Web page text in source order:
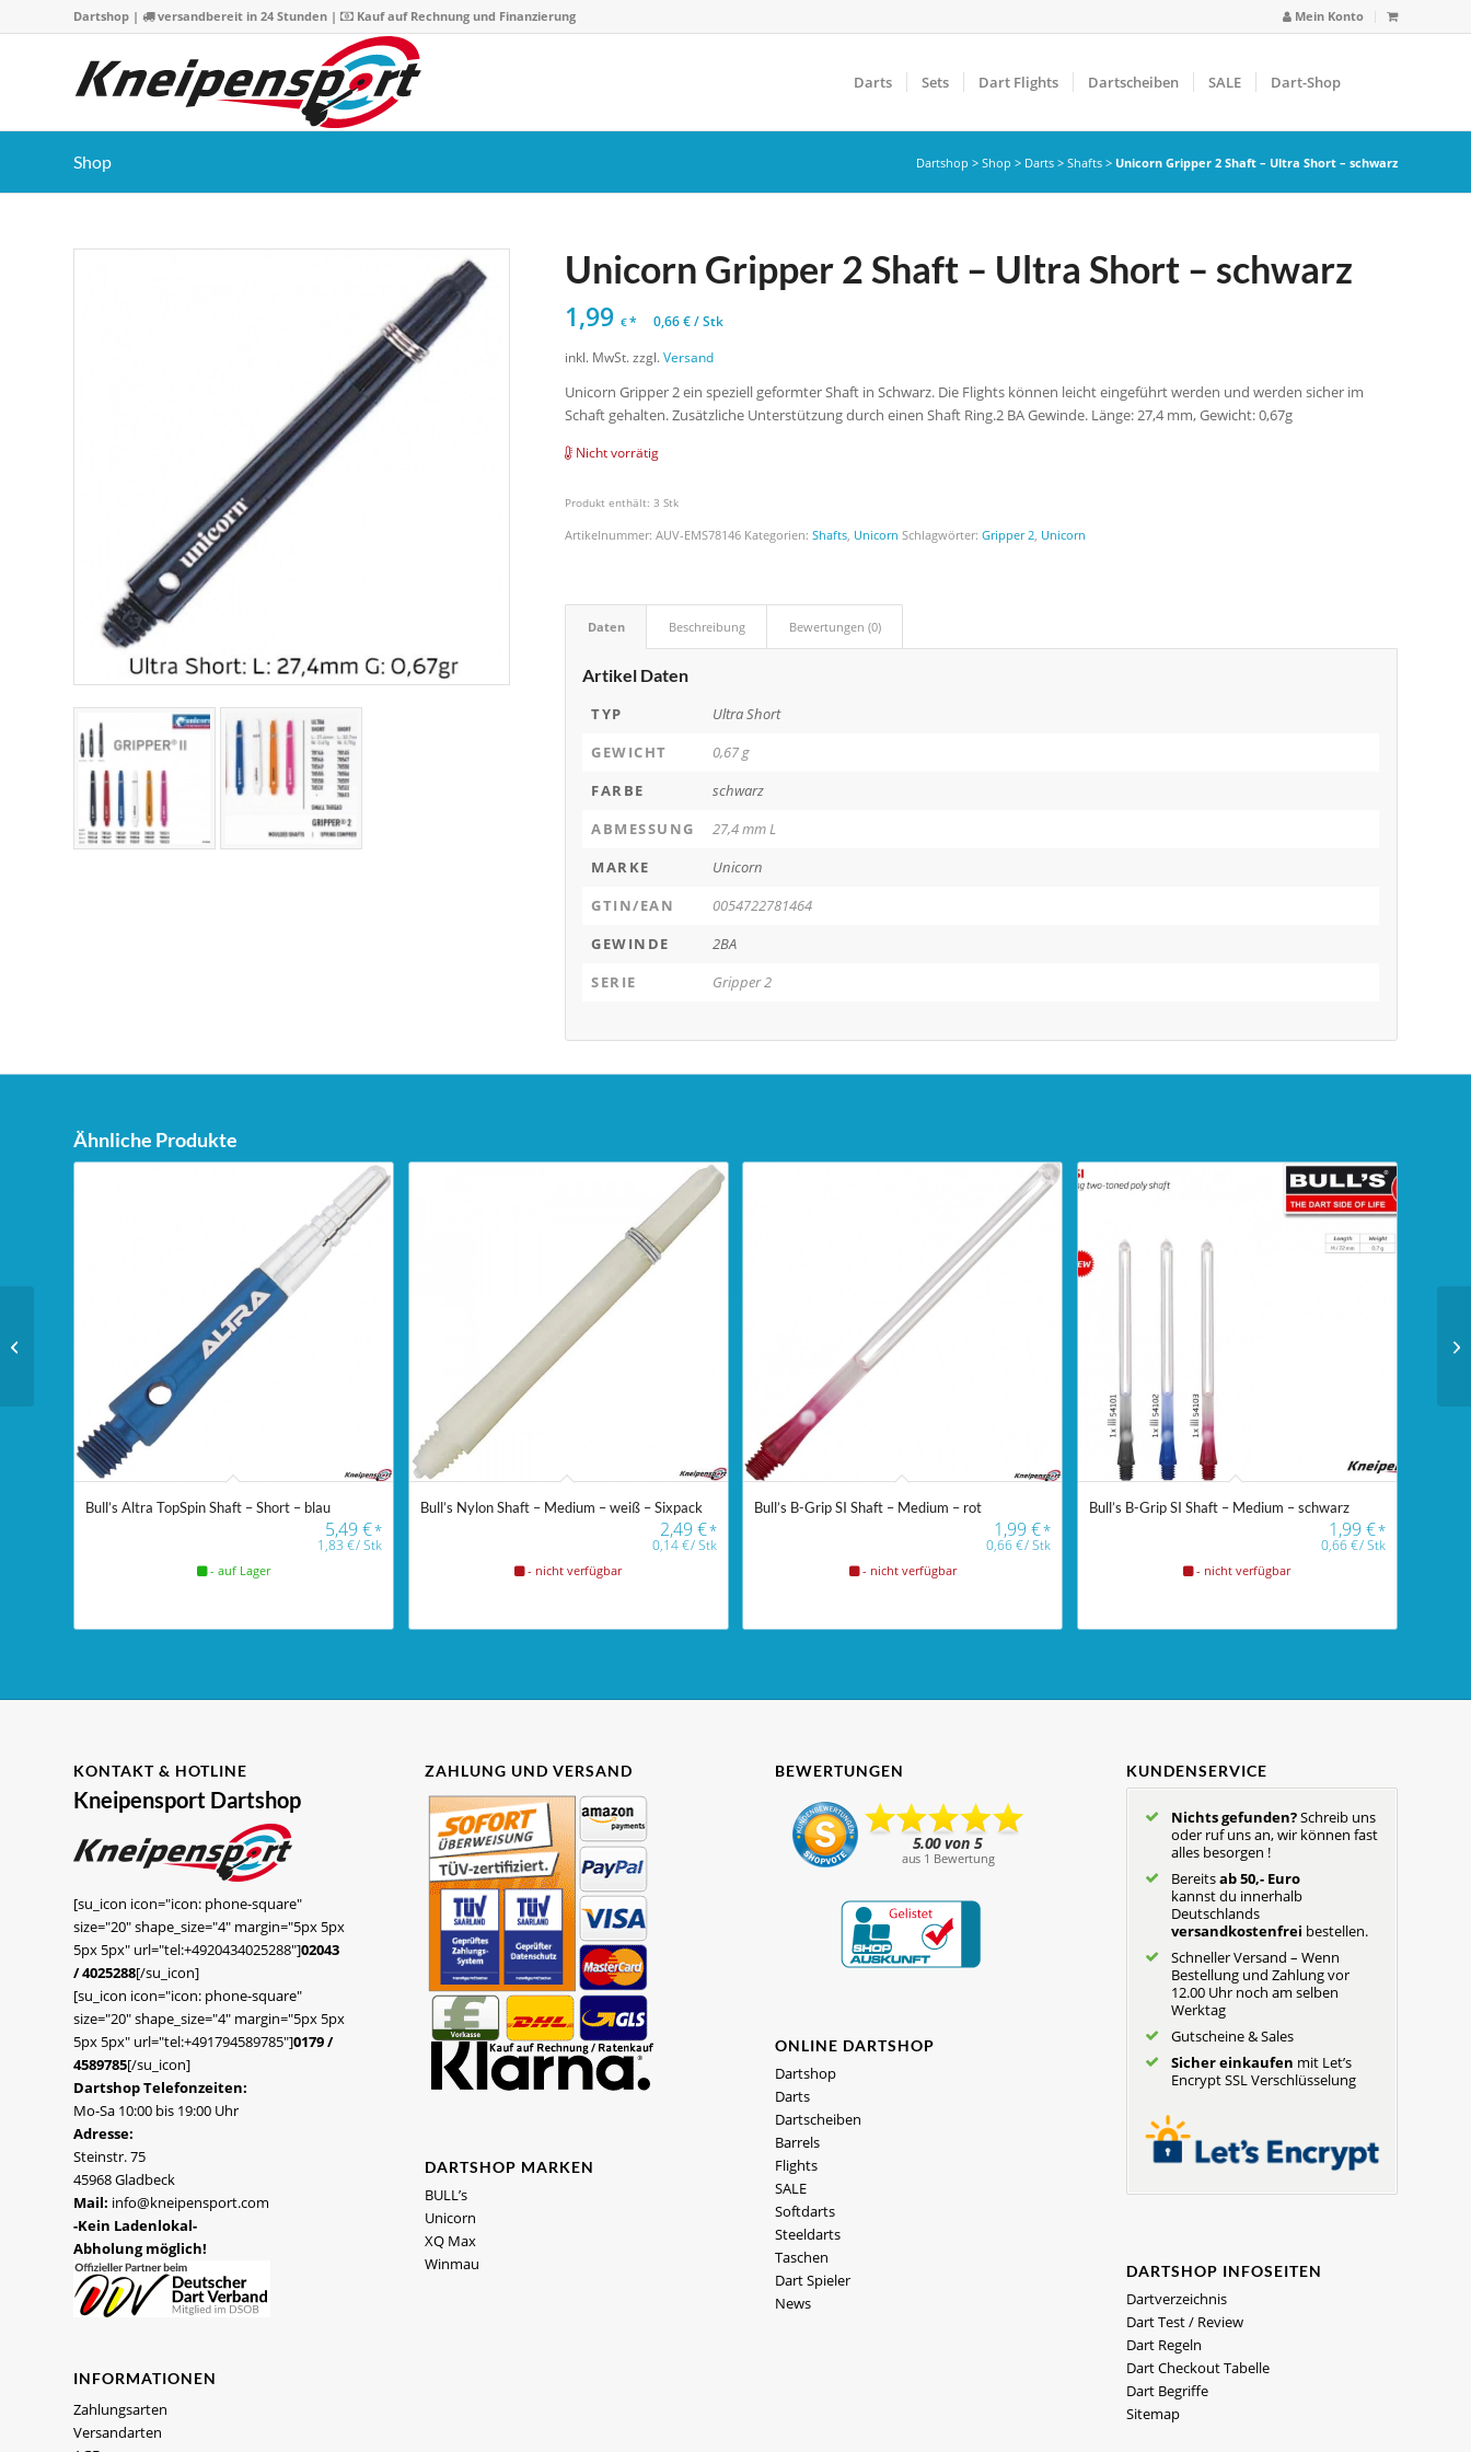
Mein Konto
Dartshop | versandbereit in 24 Stunden | Kauf auf Rechnung und Finanzierung
Darts Sets Dart Flights Dartscheiben SALE Dart-Shop
Shop Dartshop > Shop > Darts > Shafts > Unicorn Gripper 2 Shaft – Ultra Short – schwarz
Unicorn Gripper 2 Shaft – Ultra Short – schwarz
1,99€* 0,66€/Stk
inkl. MwSt. zzgl.Versand
Unicorn Gripper 2 ein speziell geformter Shaft in Schwarz. Die Flights können leicht eingeführt werden und werden sicher im
Schaft gehalten. Zusätzliche Unterstützung durch einen Shaft Ring.2 BA Gewinde. Länge: 27,4 mm, Gewicht: 0,67g
Nicht vorrätig
Produkt enthält: 3Stk
Artikelnummer:AUV-EMS78146 Kategorien:Shafts, Unicorn Schlagwörter:Gripper 2, Unicorn
Daten Beschreibung Bewertungen (0)
Artikel Daten
TYP
Ultra Short
GEWICHT
0,67 g
FARBE
schwarz
ABMESSUNG
27,4 mm L
MARKE
Unicorn
GTIN/EAN
0054722781464
GEWINDE
2BA
SERIE
Gripper 2
Ähnliche Produkte
Bull’s Altra TopSpin Shaft – Short – blau
5,49€*
1,83€/Stk
- auf Lager
Bull’s Nylon Shaft – Medium – weiß – Sixpack
2,49 €*
0,14€/Stk
- nicht verfügbar
Bull’s B-Grip SI Shaft – Medium – rot
1,99€*
0,66€/Stk
- nicht verfügbar
Bull’s B-Grip SI Shaft – Medium – schwarz
1,99 €*
0,66€/Stk
- nicht verfügbar
KONTAKT & HOTLINE
Kneipensport Dartshop
[su_icon icon="icon: phone-square"
size="20" shape_size="4" margin="5px 5px
5px 5px" url="tel:+4920434025288"]02043
/ 4025288[/su_icon]
[su_icon icon="icon: phone-square"
size="20" shape_size="4" margin="5px 5px
5px 5px" url="tel:+491794589785"]0179 /
4589785[/su_icon]
Dartshop Telefonzeiten:
Mo-Sa 10:00 bis 19:00 Uhr
Adresse:
Steinstr. 75
45968 Gladbeck
Mail: info@kneipensport.com
-Kein Ladenlokal-
Abholung möglich!
INFORMATIONEN
Zahlungsarten
Versandarten
ZAHLUNG UND VERSAND
DARTSHOP MARKEN
BULL’s
Unicorn
XQ Max
Winmau
BEWERTUNGEN
ONLINE DARTSHOP
Dartshop
Darts
Dartscheiben
Barrels
Flights
SALE
Softdarts
Steeldarts
Taschen
Dart Spieler
News
KUNDENSERVICE
Nichts gefunden?Schreib uns
oder ruf uns an, wir können fast
alles besorgen !
Bereitsab 50,- Euro
kannst du innerhalb
Deutschlands
versandkostenfrei bestellen.
Schneller Versand – Wenn
Bestellung und Zahlung vor
12.00 Uhr noch am selben
Werktag
Gutscheine & Sales
Sicher einkaufen mit Let’s
Encrypt SSL Verschlüsselung
DARTSHOP INFOSEITEN
Dartverzeichnis
Dart Test / Review
Dart Regeln
Dart Checkout Tabelle
Dart Begriffe
Sitemap